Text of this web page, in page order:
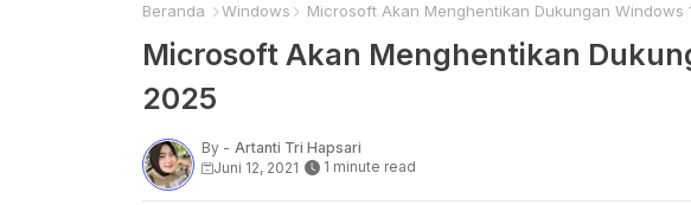
Beranda Windows Microsoft Akan Menghentikan Dukungan Windows
Microsoft Akan Menghentikan
2025
By - Artanti Tri Hapsari
Juni 12, 2021
1 minute read